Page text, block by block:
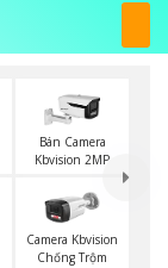
Bán Camera
Kbvision 2MP
Camera Kbvision
Chống Trộm